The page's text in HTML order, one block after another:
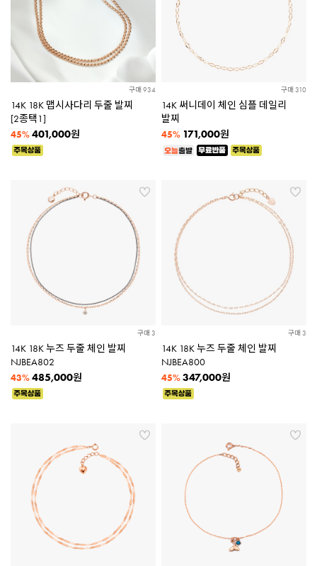
구매 934
14K 18K 맵시사다리 두줄 발찌
[2종택1]
45% 401,000원
구매 310
14K 써니데이 체인 심플 데일리
발찌
45% 171,000원
구매 3
14K 18K 누즈 두줄 체인 발찌
NJBEA802
43% 485,000원
구매 3
14K 18K 누즈 두줄 체인 발찌
NJBEA800
45% 347,000원